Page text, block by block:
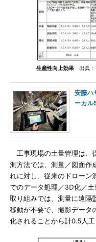
生産性向上効果 出典：
安藤ハ
ーカル
工事現場の土量管理は、
測方法では、測量／図面作
れに対し、従来のドローン
でのデータ処理／3D化／
取り組みでは、測量に遠隔
移動が不要で、撮影データ
化されることから計0.5人